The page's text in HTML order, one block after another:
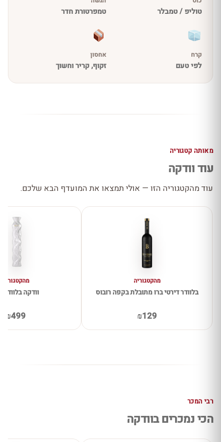
טוליפ / טמבלר טמפרטורת חדר
קרח
לפי טעם
אחסון
זקוף, קריר וחשוך
מאותה קטגוריה
עוד וודקה
עוד מהקטגוריה הזו — אולי תמצאו את המועדף הבא שלכם.
מהקטגוריה
בלוודר דירטי ברו מתובלת בקפה רובוס
₪129
מהקטגוריה
וודקה בלוודיר 10
₪499
רבי המכר
הכי נמכרים בוודקה